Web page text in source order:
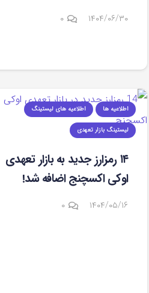
۱۴۰۴/۰۶/۳۰ ۰
اطلاعیه ها اطلاعیه های لیستینگ
لیستینگ بازار تعهدی
۱۴ رمزارز جدید به بازار تعهدی
اوکی اکسچنج اضافه شد!
۱۴۰۴/۰۵/۱۶ ۰